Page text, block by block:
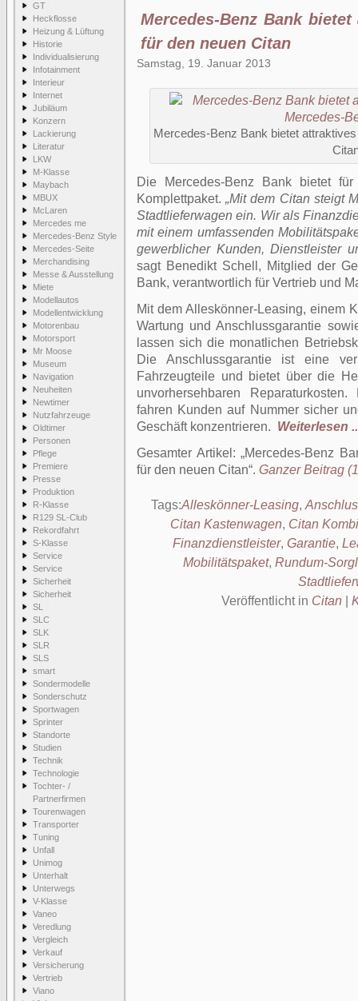
GT
Heckflosse
Heizung & Lüftung
Historie
Individualisierung
Infotainment
Interieur
Internet
Jubiläum
Konzern
Lackierung
Literatur
LKW
M-Klasse
Maybach
MBUX
McLaren
Mercedes me
Mercedes-Benz Style
Mercedes-Seite
Merchandising
Messe & Ausstellung
Miete
Modellautos
Modellentwicklung
Motorenbau
Motorsport
Mr Moose
Museum
Navigation
Neuheiten
Newtimer
Nutzfahrzeuge
Oldtimer
Personen
Pflege
Premiere
Presse
Produktion
R-Klasse
R129 SL-Club
Rekordfahrt
S-Klasse
Service
Service
Sicherheit
Sicherheit
SL
SLC
SLK
SLR
SLS
smart
Sondermodelle
Sonderschutz
Sportwagen
Sprinter
Standorte
Studien
Technik
Technologie
Tochter- /
Partnerfirmen
Tourenwagen
Transporter
Tuning
Unfall
Unimog
Unterhalt
Unterwegs
V-Klasse
Vaneo
Veredlung
Vergleich
Verkauf
Versicherung
Vertrieb
Viano
Mercedes-Benz Bank
für den neuen Citan
Samstag, 19. Januar 2013
Mercedes-Benz Bank bietet
Die Mercedes-Benz Bank bietet
Komplettpaket.„Mit dem Citan steigt
Stadtlieferwagen ein. Wir als
mit einem umfassenden
gewerblicher Kunden, Dienstleister
sagt Benedikt Schell, Mitglied der
Bank, verantwortlich für Vertrieb und
Mit dem Alleskönner-Leasing, einem
Wartung und Anschlussgarantie
lassen sich die monatlichen
Die Anschlussgarantie ist eine
Fahrzeugteile und bietet über die
unvorhersehbaren
fahren Kunden auf Nummer sicher
Geschäft konzentrieren. Weiterlesen
Gesamter Artikel: Mercedes-Benz
für den neuen Citan . Ganzer Beitrag
Tags:Alleskönner-Leasing,
Citan Kastenwagen, Citan Kombi
Finanzdienstleister, Garantie,
Mobilitätspaket, Rundum-
Veröffentlicht in Citan